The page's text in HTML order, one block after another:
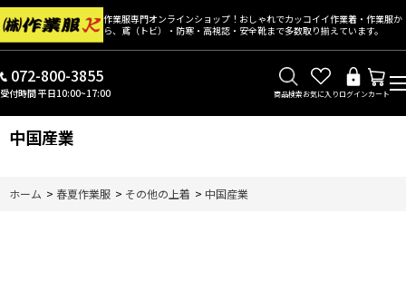
作業服専門オンラインショップ！おしゃれでカッコイイ作業着・作業服か
ら、鳶（トビ）・防寒・高視認・安全靴まで多数取り揃えています。
072-800-3855
受付時間 平日10:00~17:00 商品検索お気に入りログインカート
中国産業
ホーム > 春夏作業服 > その他の上着 > 中国産業